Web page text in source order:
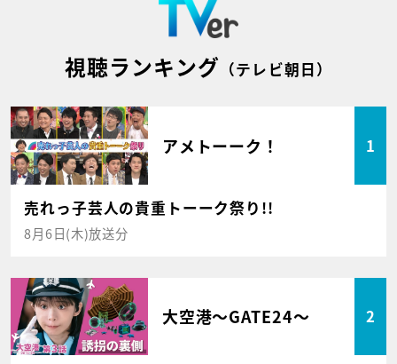
視聴ランキング （テレビ朝日）
アメトーーク！ 1
売れっ子芸人の貴重トーーク祭り!!
8月6日(木)放送分
大空港～GATE24～ 2